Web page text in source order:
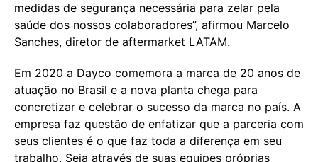
medidas de segurança necessária para zelar pela
saúde dos nossos colaboradores”, afirmou Marcelo
Sanches, diretor de aftermarket LATAM.
Em 2020 a Dayco comemora a marca de 20 anos de
atuação no Brasil e a nova planta chega para
concretizar e celebrar o sucesso da marca no país. A
empresa faz questão de enfatizar que a parceria com
seus clientes é o que faz toda a diferença em seu
trabalho. Seja através de suas equipes próprias